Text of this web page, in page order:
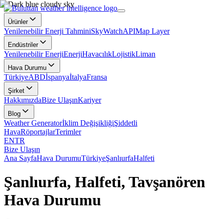
Ürünler
Yenilenebilir Enerji TahminiSkyWatchAPIMap Layer
Endüstriler
Yenilenebilir EnerjiEnerjiHavacılıkLojistikLiman
Hava Durumu
TürkiyeABDİspanyaİtalyaFransa
Şirket
HakkımızdaBize UlaşınKariyer
Blog
Weather Generatorİklim DeğişikliğiŞiddetli
HavaRöportajlarTerimler
ENTR
Bize Ulaşın
Ana SayfaHava DurumuTürkiyeŞanlıurfaHalfeti
Şanlıurfa, Halfeti, Tavşanören
Hava Durumu